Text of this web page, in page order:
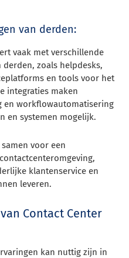
van derden:
vaak met verschillende
derden, zoals helpdesks,
en tools voor het
integraties maken
en workflowautomatisering
en systemen mogelijk.
voor een
klantenservice en
leveren.
Contact Center
kan nuttig zijn in